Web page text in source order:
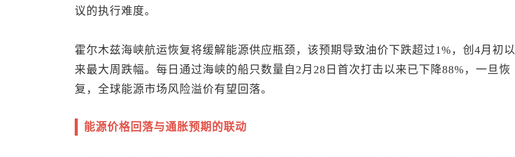
议的执行难度。
霍尔木兹海峡航运恢复将缓解能源供应瓶颈，该预期导致油价下跌超过1%，创4月初以
来最大周跌幅。每日通过海峡的船只数量自2月28日首次打击以来已下降88%，一旦恢
复，全球能源市场风险溢价有望回落。
能源价格回落与通胀预期的联动